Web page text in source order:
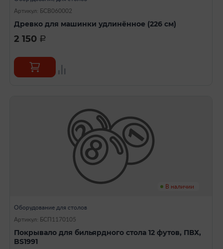
Артикул: БСВ060002
Древко для машинки удлинённое (226 см)
2 150 a
В наличии
Оборудование для столов
Артикул: БСП1170105
Покрывало для бильярдного стола 12 футов, ПВХ,
BS1991